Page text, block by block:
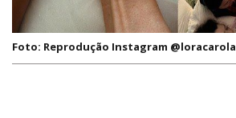
Foto: Reprodução Instagram @loracarola